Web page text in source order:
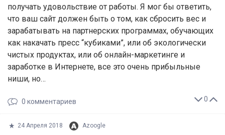
получать удовольствие от работы. Я мог бы ответить,
что ваш сайт должен быть о том, как сбросить вес и
зарабатывать на партнерских программах, обучающих
как накачать пресс “кубиками”, или об экологически
чистых продуктах, или об онлайн-маркетинге и
заработке в Интернете, все это очень прибыльные
ниши, но…
0
0 комментариев
24 Апреля 2018 Azoogle